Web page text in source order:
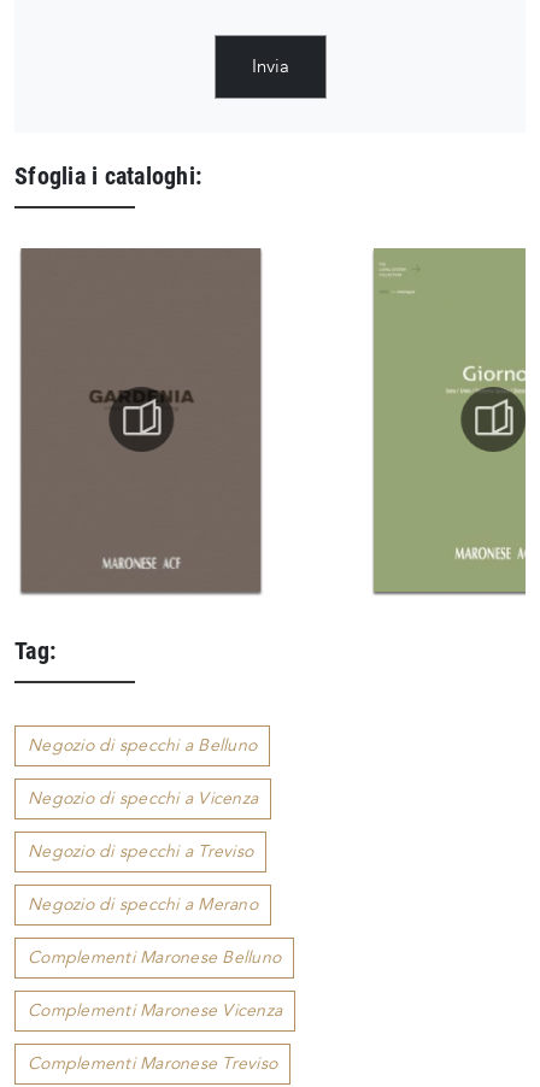
Invia
Sfoglia i cataloghi:
Tag:
Negozio di specchi a Belluno
Negozio di specchi a Vicenza
Negozio di specchi a Treviso
Negozio di specchi a Merano
Complementi Maronese Belluno
Complementi Maronese Vicenza
Complementi Maronese Treviso